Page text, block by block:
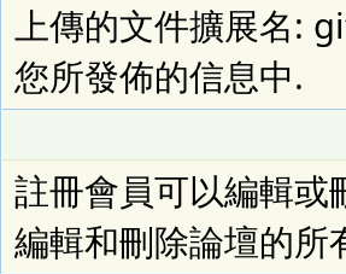
上傳的文件擴展名:
您所發佈的信息中.
註冊會員可以編輯或
編輯和刪除論壇的所